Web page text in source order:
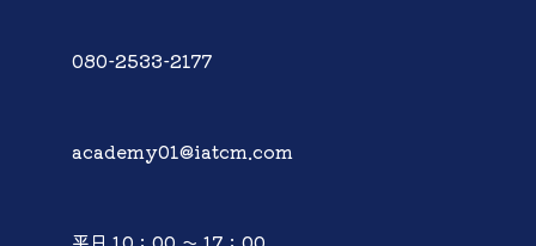
080-2533-2177
academy01@iatcm.com